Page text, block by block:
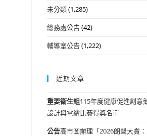
未分類(1,285)
總務處公告(42)
輔導室公告(1,222)
近期文章
重要衛生組115年度健康促進創意
設計與電繪比賽得獎名單
公告高市圖辦理「2026朗聲大賞